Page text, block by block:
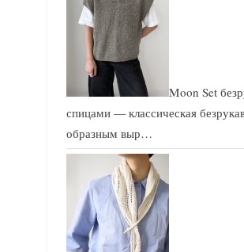
Moon Set
спицами — классическая
образным выр…